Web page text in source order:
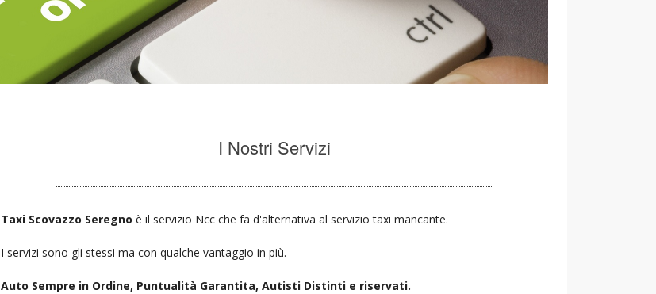
I Nostri Servizi
Taxi Scovazzo Seregnoè il servizio Ncc che fa d'alternativa al servizio taxi mancante.
I servizi sono gli stessi ma con qualche vantaggio in più.
Auto Sempre in Ordine, Puntualità Garantita, Autisti Distinti e riservati.